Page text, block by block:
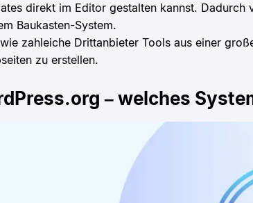
direkt im Editor gestalten kannst. Dadurch
Baukasten-System.
zahleiche Drittanbieter Tools aus einer
zu erstellen.
– welches